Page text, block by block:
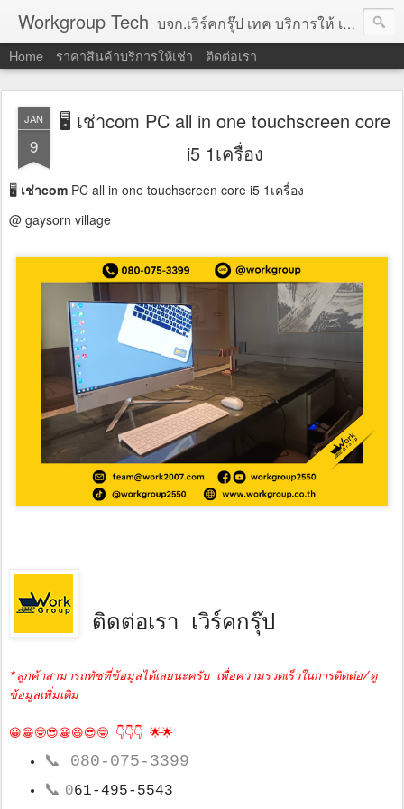
Workgroup Tech บจก.เวิร์คกรุ๊ป เทค บริการให้ เช่าคอมพิวเตอร์ โน้ตบุ๊ค โปรเจคเตอร์ ทีวีจอแบน จอทัชสกรีน ตู้คีออส วีดีโอวอล และอุปกรณ์อื่น ๆ บริการให้เช่าเป็น รายวัน
Home ราคาสินค้าบริการให้เช่า ติดต่อเรา
JAN
9
🖥 เช่าcom PC all in one touchscreen core
i5 1เครื่อง
🖥 เช่าcom PC all in one touchscreen core i5 1เครื่อง
@ gaysorn village
ติดต่อเรา เวิร์คกรุ๊ป
*ลูกค้าสามารถทัชที่ข้อมูลได้เลยนะครับ เพื่อความรวดเร็วในการติดต่อ/ดู
ข้อมูลเพิ่มเติม
😀😁🤓😎😀😃😎🤓 👇👇👇 🌟🌟
📞 080-075-3399
📞 061-495-5543